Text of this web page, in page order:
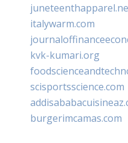
italywarm.com
kvk-kumari.org
scisportsscience.com
burgerimcamas.com